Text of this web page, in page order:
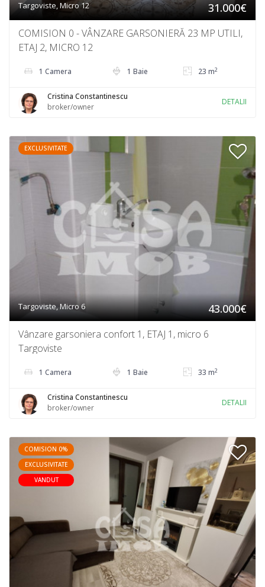
Targoviste, Micro 12 31.000€
COMISION 0 - VÂNZARE GARSONIERĂ 23 MP UTILI,
ETAJ 2, MICRO 12
1 Camera 1 Baie 23 m2
Cristina Constantinescu
broker/owner
DETALII
EXCLUSIVITATE
Targoviste, Micro 6 43.000€
Vânzare garsoniera confort 1, ETAJ 1, micro 6
Targoviste
1 Camera 1 Baie 33 m2
Cristina Constantinescu
broker/owner
DETALII
COMISION 0%
EXCLUSIVITATE
VANDUT